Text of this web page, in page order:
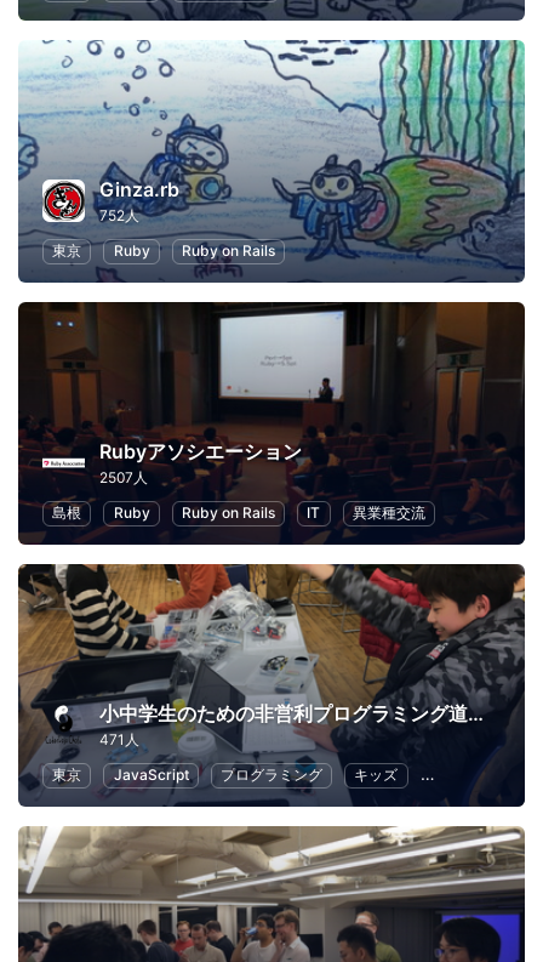
Ginza.rb
752人
東京
Ruby Ruby on Rails
Rubyアソシエーション
2507人
島根
Ruby Ruby on Rails IT 異業種交流
小中学生のための非営利プログラミング道場「CoderDojo 調布」
471人
東京
JavaScript プログラミング キッズ Scratch